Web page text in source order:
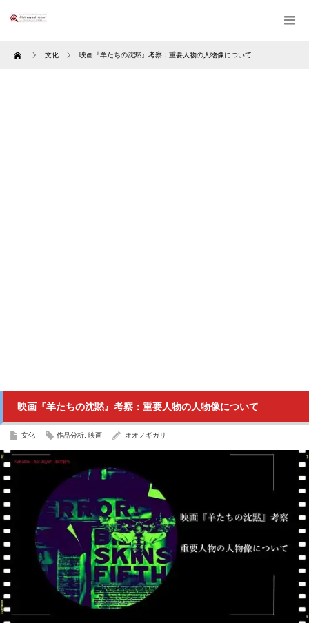
Home 文化 映画『羊たちの沈黙』考察：重要人物の人物像について
映画『羊たちの沈黙』考察：重要人物の人物像について
文化 作品分析 映画 オオノギガリ